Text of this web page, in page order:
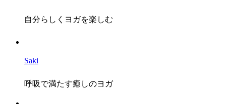
自分らしくヨガを楽しむ
Saki
呼吸で満たす癒しのヨガ